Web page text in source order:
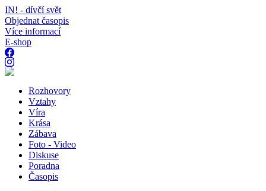
IN! - dívčí svět
Objednat časopis
Více informací
E-shop
Rozhovory
Vztahy
Víra
Krása
Zábava
Foto - Video
Diskuse
Poradna
Časopis